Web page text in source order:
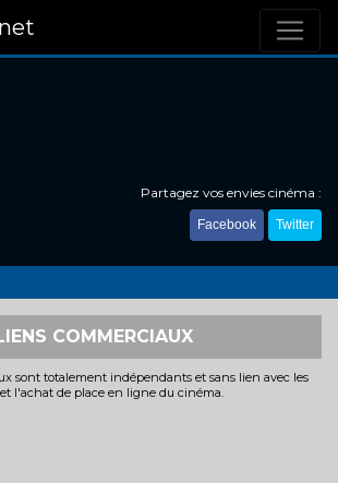
Partagez vos envies cinéma :
Facebook Twitter
COMMERCIAUX
sont totalement indépendants et sans lien avec les
l'achat de place en ligne du cinéma.